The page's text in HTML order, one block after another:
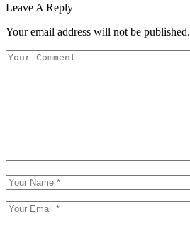
Leave A Reply
Your email address will not be published.